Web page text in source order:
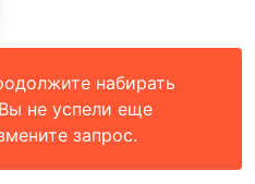
набирать
не успели еще
запрос.